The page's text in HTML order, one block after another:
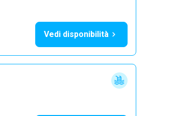
Vedi disponibilità